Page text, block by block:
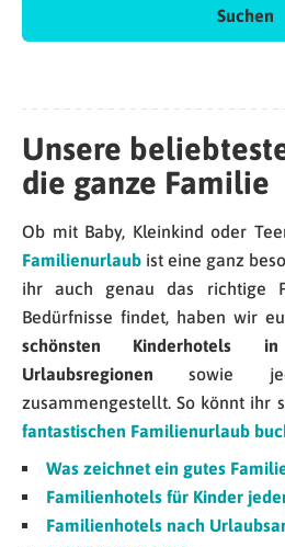
Suchen
Unsere
die ganze Familie
Ob mit Baby, Kleinkind oder
Familienurlaub ist eine ganz
ihr auch genau das richtige
Bedürfnisse findet, haben wir
schönsten Kinderhotels
Urlaubsregionen sowie
zusammengestellt. So könnt ihr
fantastischen Familienurlaub
Was zeichnet ein gutes
Familienhotels für Kinder
Familienhotels nach